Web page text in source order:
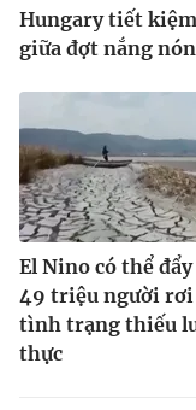
Hungary tiết
giữa đợt nắng
El Nino có thể đẩy
49 triệu người rơi
tình trạng thiếu
thực